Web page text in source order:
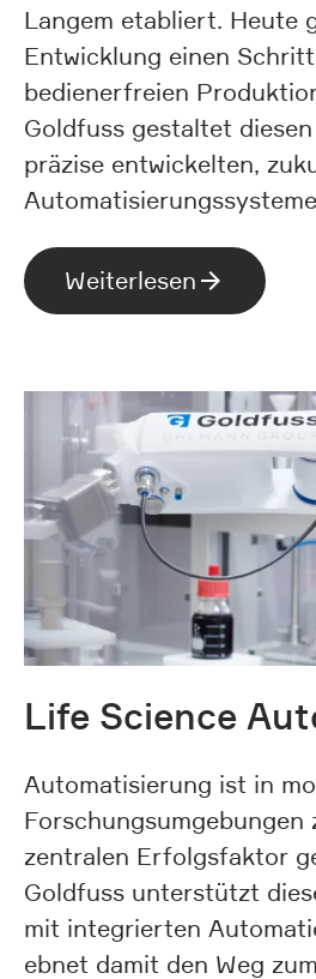
Langem etabliert. Heute
Entwicklung einen
bedienerfreien
Goldfuss gestaltet
präzise entwickelten,
Weiterlesen
Life Science
Automatisierung ist in
Forschungsumgebungen
zentralen Erfolgsfaktor
Goldfuss unterstützt
mit integrierten
ebnet damit den Weg